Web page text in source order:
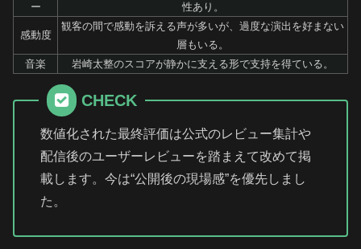
ー
性あり。
感動度
観客の間で感動を訴える声が多いが、過度な演出を好まない
層もいる。
音楽
岩崎太整のスコアが静かに支える形で支持を得ている。
CHECK
数値化された最終評価は公式のレビュー集計や
配信後のユーザーレビューを踏まえて改めて掲
載します。今は“公開後の現場感”を優先しまし
た。